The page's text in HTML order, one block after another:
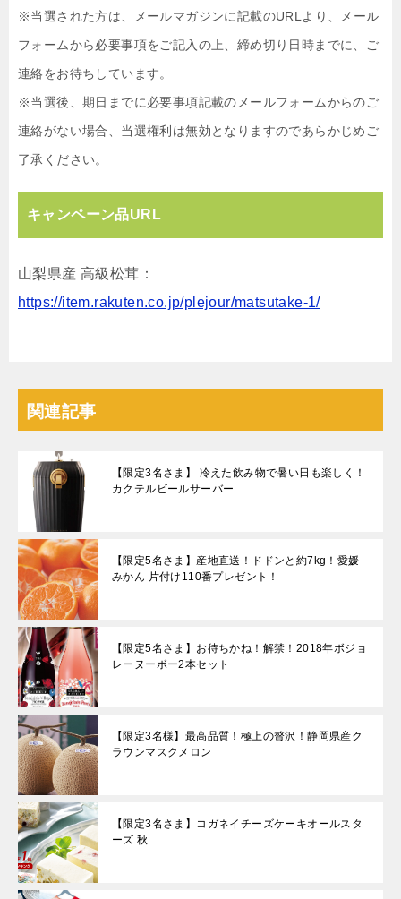
※当選された方は、メールマガジンに記載のURLより、メール
フォームから必要事項をご記入の上、締め切り日時までに、ご
連絡をお待ちしています。
※当選後、期日までに必要事項記載のメールフォームからのご
連絡がない場合、当選権利は無効となりますのであらかじめご
了承ください。
キャンペーン品URL
山梨県産 高級松茸：
https://item.rakuten.co.jp/plejour/matsutake-1/
関連記事
【限定3名さま】 冷えた飲み物で暑い日も楽しく！
カクテルビールサーバー
【限定5名さま】産地直送！ドドンと約7kg！愛媛
みかん 片付け110番プレゼント！
【限定5名さま】お待ちかね！解禁！2018年ボジョ
レーヌーボー2本セット
【限定3名様】最高品質！極上の贅沢！静岡県産ク
ラウンマスクメロン
【限定3名さま】コガネイチーズケーキオールスタ
ーズ 秋